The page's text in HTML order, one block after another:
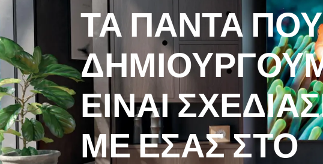
ΤΑ ΠΑΝΤΑ ΠΟΥ
ΕΙΝΑΙ
ΜΕ ΕΣΑΣ ΣΤΟ